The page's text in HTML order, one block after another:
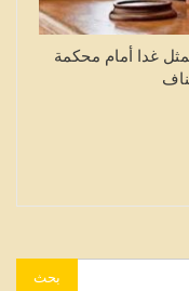
غدا أمام محكمة